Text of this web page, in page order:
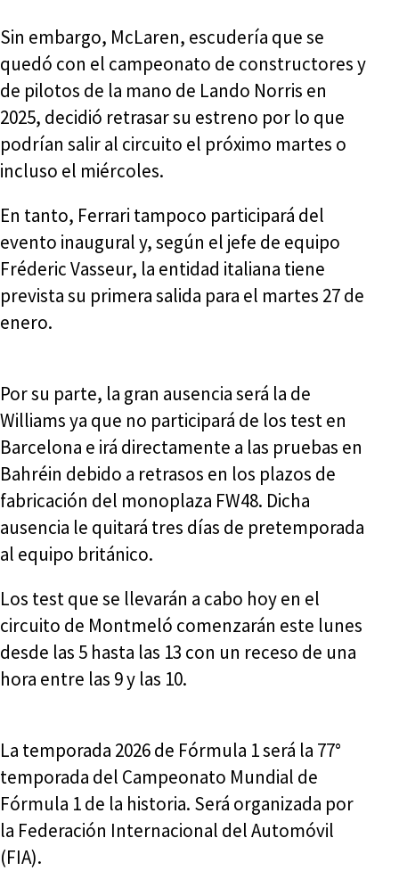
Sin embargo, McLaren, escudería que se
quedó con el campeonato de constructores y
de pilotos de la mano de Lando Norris en
2025, decidió retrasar su estreno por lo que
podrían salir al circuito el próximo martes o
incluso el miércoles.
En tanto, Ferrari tampoco participará del
evento inaugural y, según el jefe de equipo
Fréderic Vasseur, la entidad italiana tiene
prevista su primera salida para el martes 27 de
enero.
Por su parte, la gran ausencia será la de
Williams ya que no participará de los test en
Barcelona e irá directamente a las pruebas en
Bahréin debido a retrasos en los plazos de
fabricación del monoplaza FW48. Dicha
ausencia le quitará tres días de pretemporada
al equipo británico.
Los test que se llevarán a cabo hoy en el
circuito de Montmeló comenzarán este lunes
desde las 5 hasta las 13 con un receso de una
hora entre las 9 y las 10.
La temporada 2026 de Fórmula 1 será la 77°
temporada del Campeonato Mundial de
Fórmula 1 de la historia. Será organizada por
la Federación Internacional del Automóvil
(FIA).